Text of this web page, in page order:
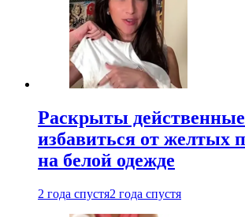
Раскрыты
избавиться от желтых
на белой одежде
2 года спустя2 года спустя